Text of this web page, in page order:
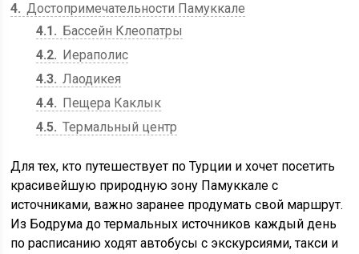
4 Достопримечательности Памуккале
4.1
Бассейн Клеопатры
4.2
Иераполис
4.3 Лаодикея
4.4
Пещера Каклык
4.5 Термальный центр
Для тех, кто путешествует по Турции и хочет посетить
красивейшую природную зону Памуккале с
источниками, важно заранее продумать свой маршрут.
Из Бодрума до термальных источников каждый день
по расписанию ходят автобусы с экскурсиями, такси и